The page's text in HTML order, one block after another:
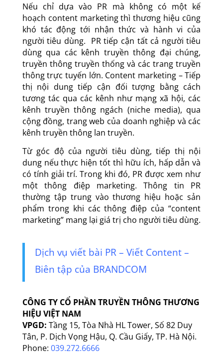
Nếu chỉ dựa vào PR mà không có một kế
hoạch content marketing thì thương hiệu cũng
khó tác động tới nhận thức và hành vi của
người tiêu dùng. PR tiếp cận tất cả người tiêu
dùng qua các kênh truyền thông đại chúng,
truyền thông truyền thống và các trang truyền
thông trực tuyến lớn. Content marketing – Tiếp
thị nội dung tiếp cận đối tượng bằng cách
tương tác qua các kênh như mạng xã hội, các
kênh truyền thông ngách (niche media), qua
cộng đồng, trang web của doanh nghiệp và các
kênh truyền thông lan truyền.
Từ góc độ của người tiêu dùng, tiếp thị nội
dung nếu thực hiện tốt thì hữu ích, hấp dẫn và
có tính giải trí. Trong khi đó, PR được xem như
một thông điệp marketing. Thông tin PR
thường tập trung vào thương hiệu hoặc sản
phẩm trong khi các thông điệp của “content
marketing” mang lại giá trị cho người tiêu dùng.
Dịch vụ viết bài PR – Viết Content –
Biên tập của BRANDCOM
CÔNG TY CỔ PHẦN TRUYỀN THÔNG THƯƠNG
HIỆU VIỆT NAM
VPGD: Tầng 15, Tòa Nhà HL Tower, Số 82 Duy
Tân, P. Dịch Vọng Hậu, Q. Cầu Giấy, TP. Hà Nội.
Phone: 039.272.6666